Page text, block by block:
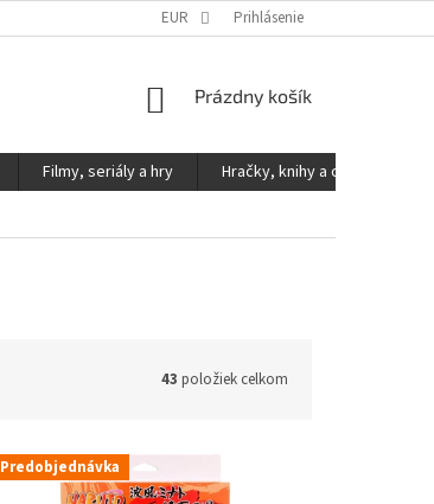
PODMIENKY OCHRANY OSOBNÝCH ÚDAJOV
EUR Prihlásenie
NÁKUPNÝ
Prázdny košík
Filmy, seriály a hry
Hračky, knihy a ostatné
43 položiek celkom
Predobjednávka